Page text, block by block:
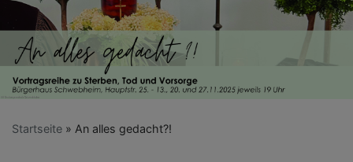
Startseite An alles gedacht?!